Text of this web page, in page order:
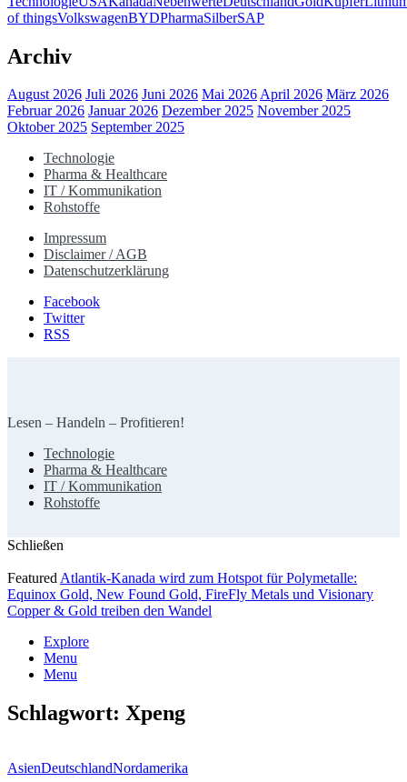
of thingsVolkswagenBYDPharmaSilberSAP
Archiv
August 2026 Juli 2026 Juni 2026 Mai 2026April 2026 März 2026
Februar 2026 Januar 2026 Dezember 2025 November 2025
Oktober 2025 September 2025
Technologie
Pharma & Healthcare
IT / Kommunikation
Rohstoffe
Impressum
Disclaimer / AGB
Datenschutzerklärung
Facebook
Twitter
RSS
Lesen – Handeln – Profitieren!
Technologie
Pharma & Healthcare
IT / Kommunikation
Rohstoffe
Schließen
Featured Atlantik-Kanada wird zum Hotspot für Polymetalle:
Equinox Gold, New Found Gold, FireFly Metals und Visionary
Copper & Gold treiben den Wandel
Explore
Menu
Menu
Schlagwort: Xpeng
AsienDeutschlandNordamerika